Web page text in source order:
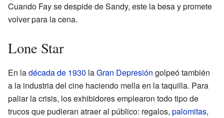
Cuando Fay se despide de Sandy, este la besa y promete
volver para la cena.
Lone Star
En ladécada de 1930 laGran Depresión golpeó también
a la industria del cine haciendo mella en la taquilla. Para
paliar la crisis, los exhibidores emplearon todo tipo de
trucos que pudieran atraer al público: regalos, palomitas,